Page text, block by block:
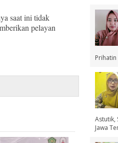
saat ini tidak
pelayan
Astutik,
Jawa